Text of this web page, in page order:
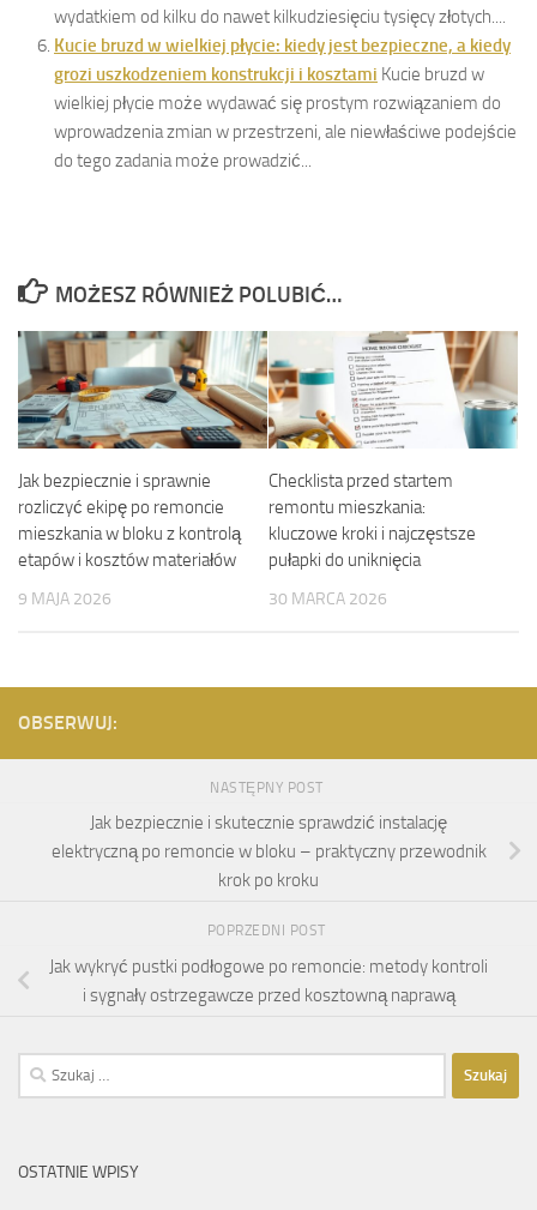
wydatkiem od kilku do nawet kilkudziesięciu tysięcy złotych....
Kucie bruzd w wielkiej płycie: kiedy jest bezpieczne, a kiedy
grozi uszkodzeniem konstrukcji i kosztami Kucie bruzd w
wielkiej płycie może wydawać się prostym rozwiązaniem do
wprowadzenia zmian w przestrzeni, ale niewłaściwe podejście
do tego zadania może prowadzić...
MOŻESZ RÓWNIEŻ POLUBIĆ…
Jak bezpiecznie i sprawnie
rozliczyć ekipę po remoncie
mieszkania w bloku z kontrolą
etapów i kosztów materiałów
9 MAJA 2026
Checklista przed startem
remontu mieszkania:
kluczowe kroki i najczęstsze
pułapki do uniknięcia
30 MARCA 2026
OBSERWUJ:
NASTĘPNY POST
Jak bezpiecznie i skutecznie sprawdzić instalację
elektryczną po remoncie w bloku – praktyczny przewodnik
krok po kroku
POPRZEDNI POST
Jak wykryć pustki podłogowe po remoncie: metody kontroli
i sygnały ostrzegawcze przed kosztowną naprawą
Szukaj:
OSTATNIE WPISY